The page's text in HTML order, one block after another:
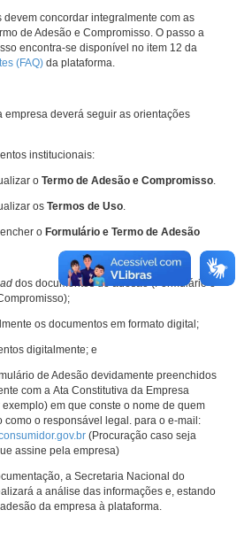
concordar integralmente com as
de Adesão e Compromisso. O passo a
encontra-se disponível no item 12 da
(FAQ) da plataforma.
empresa deverá seguir as orientações
institucionais:
o Termo de Adesão e Compromisso.
os Termos de Uso.
o Formulário e Termo de Adesão
dos documentos de adesão (Formulário e
os documentos em formato digital;
digitalmente; e
de Adesão devidamente preenchidos
com a Ata Constitutiva da Empresa
em que conste o nome de quem
como o responsável legal. para o e-mail:
(Procuração caso seja
assine pela empresa)
a Secretaria Nacional do
a análise das informações e, estando
da empresa à plataforma.